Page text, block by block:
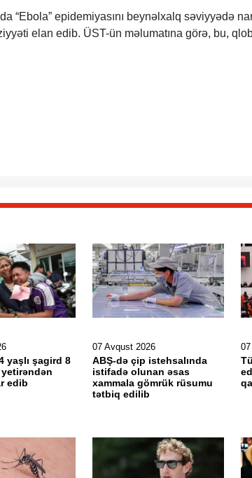
“Ebola” epidemiyasını beynəlxalq səviyyədə
elan edib. ÜST-ün məlumatına görə, bu,
yaşlı şagird 8
yetirəndən
edib
07 Avqust 2026
ABŞ-də çip istehsalında
istifadə olunan əsas
xammala gömrük rüsumu
tətbiq edilib